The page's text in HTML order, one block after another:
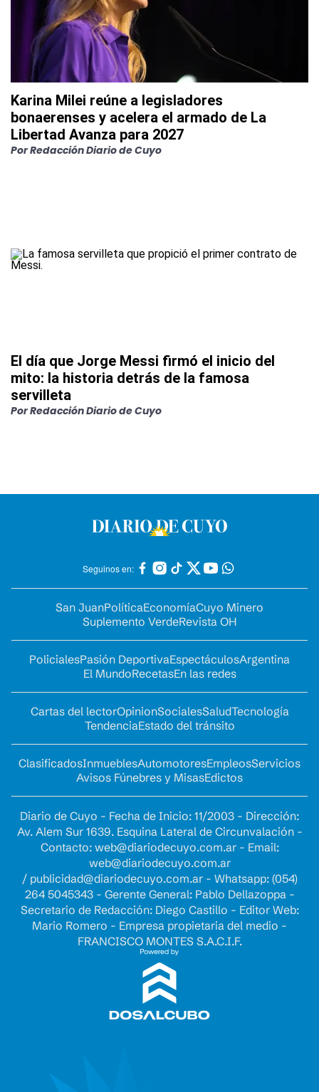
Karina Milei reúne a legisladores
bonaerenses y acelera el armado de La
Libertad Avanza para 2027
PorRedacción Diario de Cuyo
El día que Jorge Messi firmó el inicio del
mito: la historia detrás de la famosa
servilleta
PorRedacción Diario de Cuyo
Seguinos en:
San JuanPolíticaEconomíaCuyo Minero
Suplemento VerdeRevista OH
PolicialesPasión DeportivaEspectáculosArgentina
El MundoRecetasEn las redes
Cartas del lectorOpinionSocialesSaludTecnología
TendenciaEstado del tránsito
ClasificadosInmueblesAutomotoresEmpleosServicios
Avisos Fúnebres y MisasEdictos
Diario de Cuyo - Fecha de Inicio: 11/2003 - Dirección:
Av. Alem Sur 1639. Esquina Lateral de Circunvalación -
Contacto: web@diariodecuyo.com.ar- Email:
web@diariodecuyo.com.ar
/ publicidad@diariodecuyo.com.ar- Whatsapp: (054)
264 5045343 - Gerente General: Pablo Dellazoppa -
Secretario de Redacción: Diego Castillo - Editor Web:
Mario Romero - Empresa propietaria del medio -
FRANCISCO MONTES S.A.C.I.F.